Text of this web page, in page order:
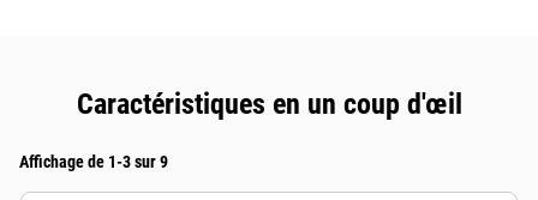
Caractéristiques en un coup d'œil
Affichage de 1-3 sur 9